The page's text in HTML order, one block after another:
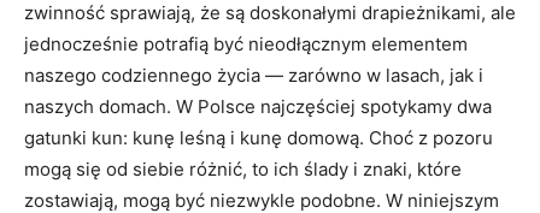
zwinność sprawiają, że są doskonałymi drapieżnikami, ale
jednocześnie potrafią być nieodłącznym elementem
naszego codziennego życia — zarówno w lasach, jak i
naszych domach. W Polsce najczęściej spotykamy dwa
gatunki kun: kunę leśną i kunę domową. Choć z pozoru
mogą się od siebie różnić, to ich ślady i znaki, które
zostawiają, mogą być niezwykle podobne. W niniejszym